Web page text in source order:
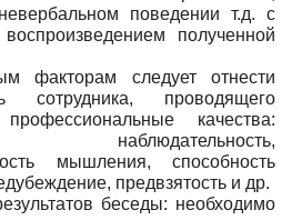
поведении т.д. с
полученной
факторам следует отнести
сотрудника, проводящего
качества:
наблюдательность,
мышления, способность
предвзятость и др.
беседы: необходимо